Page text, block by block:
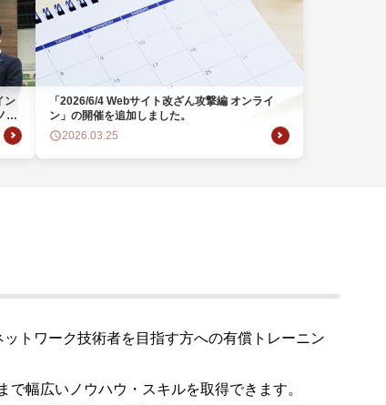
型インシデントレスポンス訓練基盤 NetQuest
ィ対策・支援 Net.CyberSecurity
ューション Allied SecureWAN
バックアップ
ン
ン
・
「2026/6/4 Webサイト改ざん攻撃編 オンライ
ン」の開催を追加しました。
2026.03.25
トワーク技術者を目指す方への有償トレーニン
幅広いノウハウ・スキルを取得できます。